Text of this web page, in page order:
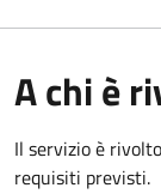
A chi è
Il servizio è
requisiti previsti.